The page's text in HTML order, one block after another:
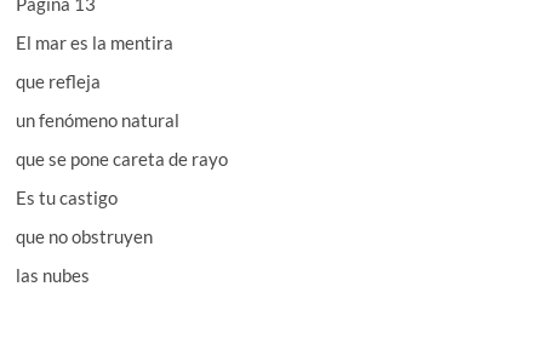
El mar es la mentira
que refleja
un fenómeno natural
que se pone careta de rayo
Es tu castigo
que no obstruyen
las nubes